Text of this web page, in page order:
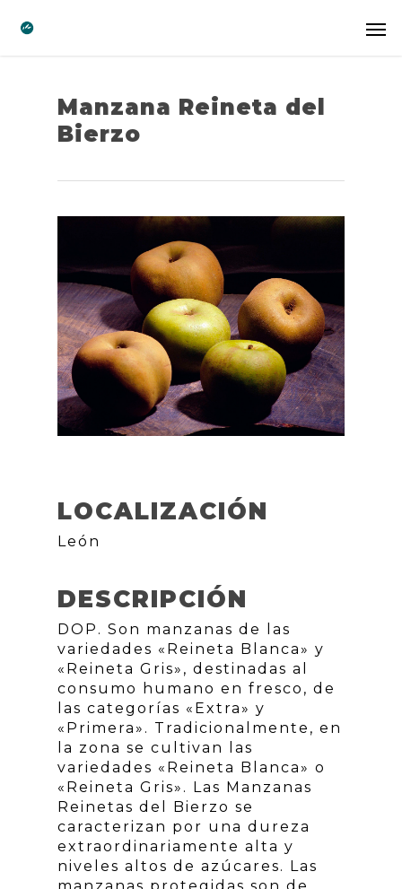
Manzana Reineta del
Bierzo
LOCALIZACIÓN
León
DESCRIPCIÓN
DOP. Son manzanas de las
variedades «Reineta Blanca» y
«Reineta Gris», destinadas al
consumo humano en fresco, de
las categorías «Extra» y
«Primera». Tradicionalmente, en
la zona se cultivan las
variedades «Reineta Blanca» o
«Reineta Gris». Las Manzanas
Reinetas del Bierzo se
caracterizan por una dureza
extraordinariamente alta y
niveles altos de azúcares. Las